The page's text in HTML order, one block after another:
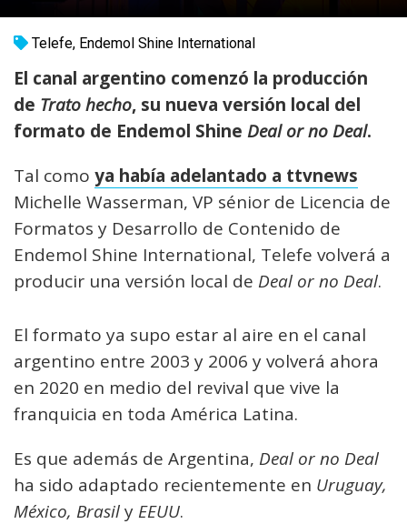
Telefe, Endemol Shine International
El canal argentino comenzó la producción
de Trato hecho, su nueva versión local del
formato de Endemol Shine Deal or no Deal.
Tal como ya había adelantado a ttvnews
Michelle Wasserman, VP sénior de Licencia de
Formatos y Desarrollo de Contenido de
Endemol Shine International, Telefe volverá a
producir una versión local de Deal or no Deal.
El formato ya supo estar al aire en el canal
argentino entre 2003 y 2006 y volverá ahora
en 2020 en medio del revival que vive la
franquicia en toda América Latina.
Es que además de Argentina, Deal or no Deal
ha sido adaptado recientemente en Uruguay,
México, Brasily EEUU.